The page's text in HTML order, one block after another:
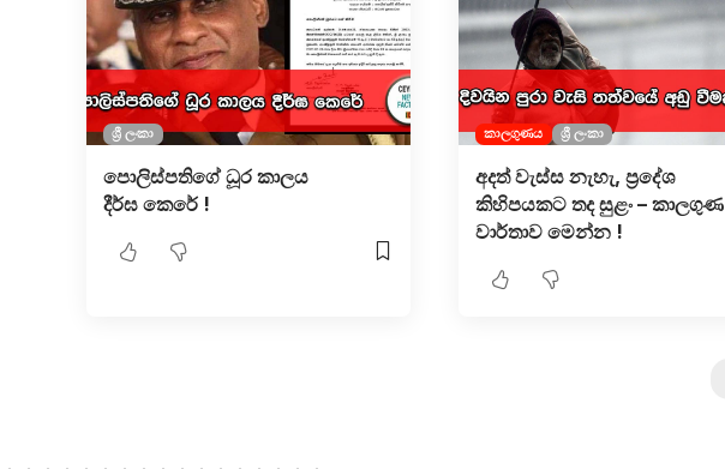
ශ්‍රී ලංකා
පොලිස්පතිගේ ධූර කාලය
දීර්ඝ කෙරේ !
කාලගුණය ශ්‍රී ලංකා
අදත් වැස්ස නැහැ, ප්‍රදේශ
කිහිපයකට තද සුළං – කාලගුණ
වාර්තාව මෙන්න !